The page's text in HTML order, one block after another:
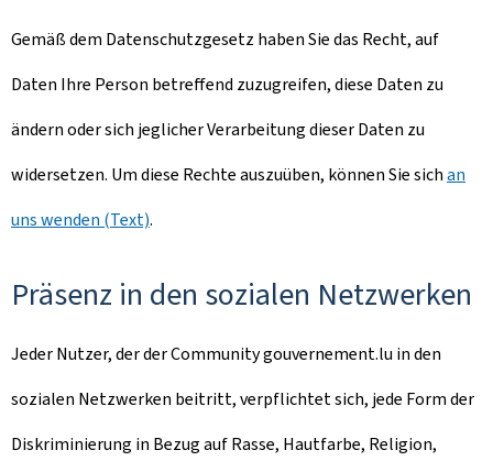
Gemäß dem Datenschutzgesetz haben Sie das Recht, auf
Daten Ihre Person betreffend zuzugreifen, diese Daten zu
ändern oder sich jeglicher Verarbeitung dieser Daten zu
widersetzen. Um diese Rechte auszuüben, können Sie sichan
uns wenden (Text).
Präsenz in den sozialen Netzwerken
Jeder Nutzer, der der Community gouvernement.lu in den
sozialen Netzwerken beitritt, verpflichtet sich, jede Form der
Diskriminierung in Bezug auf Rasse, Hautfarbe, Religion,